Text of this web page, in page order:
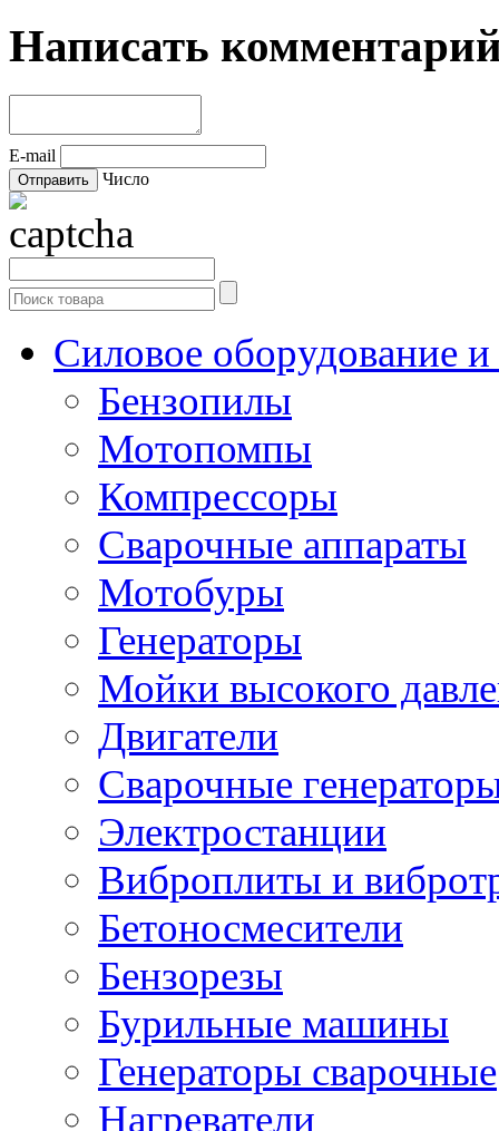
Написать
E-mail
Число
Силовое оборудование
Бензопилы
Мотопомпы
Компрессоры
Сварочные аппараты
Мотобуры
Генераторы
Мойки высокого
Двигатели
Сварочные
Электростанции
Виброплиты и
Бетоносмесители
Бензорезы
Бурильные машины
Генераторы сварочные
Нагреватели